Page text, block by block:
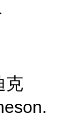
克